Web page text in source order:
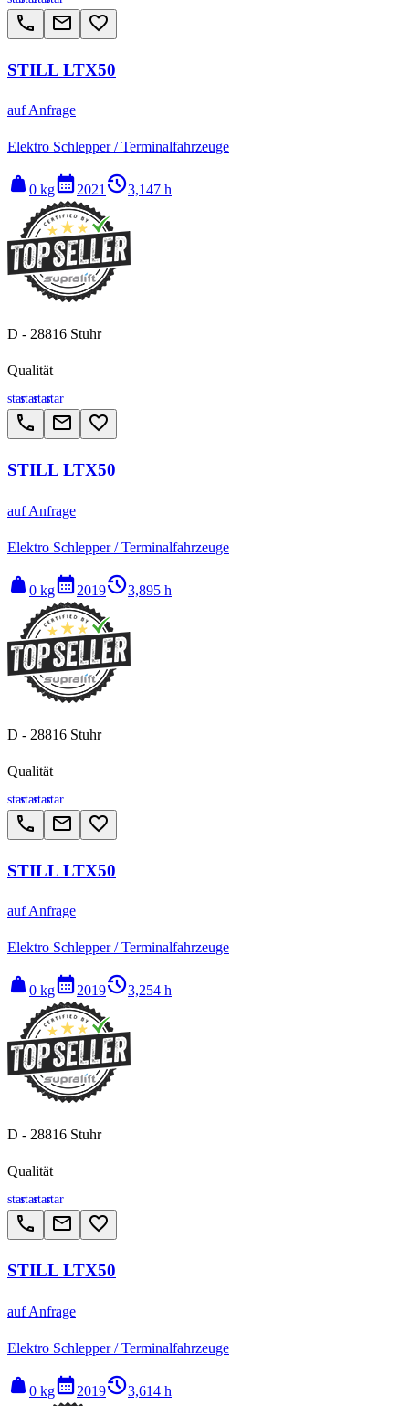
call email favorite_border
STILL LTX50
auf Anfrage
Elektro Schlepper / Terminalfahrzeuge
weight 0 kgcalendar_month2021 history_23,147 h
D - 28816 Stuhr
Qualität
starstarstarstar
call email favorite_border
STILL LTX50
auf Anfrage
Elektro Schlepper / Terminalfahrzeuge
weight 0 kgcalendar_month2019history_23,895 h
D - 28816 Stuhr
Qualität
starstarstarstar
call email favorite_border
STILL LTX50
auf Anfrage
Elektro Schlepper / Terminalfahrzeuge
weight 0 kgcalendar_month2019history_23,254 h
D - 28816 Stuhr
Qualität
starstarstarstar
call email favorite_border
STILL LTX50
auf Anfrage
Elektro Schlepper / Terminalfahrzeuge
weight 0 kgcalendar_month2019history_23,614 h